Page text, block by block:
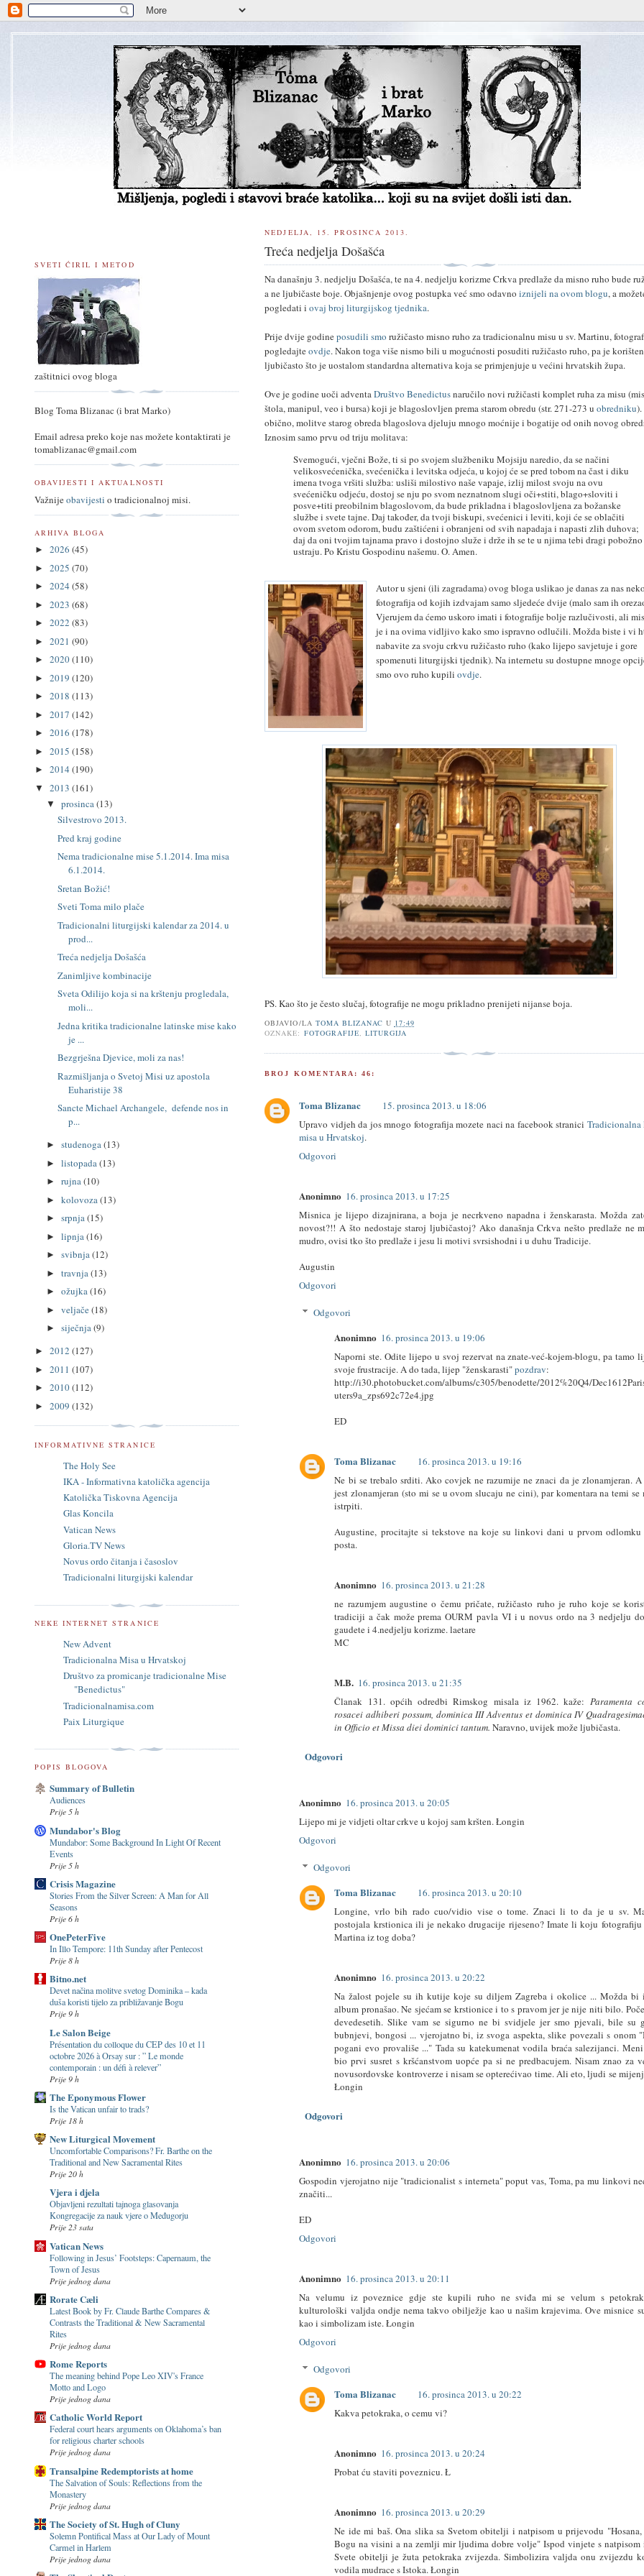
NEDJELJA, 15. PROSINCA 2013.
Treća nedjelja Došašća
Na današnju 3. nedjelju Došašća, te na 4. nedjelju korizme Crkva predlaže da misno ruho bude
a ne ljubičaste boje. Objašnjenje ovog postupka već smo odavnoiznijeli na ovom blogu, a
pogledati iovaj broj liturgijskog tjednika.
Prije dvije godineposudili smo ružičasto misno ruho za tradicionalnu misu u sv. Martinu,
pogledajteovdje. Nakon toga više nismo bili u mogućnosti posuditi ružičasto ruho, pa je
ljubičasto što je uostalom standardna alternativa koja se primjenjuje u većini hrvatskih župa.
Ove je godine uoči adventaDruštvo Benedictusnaručilo novi ružičasti komplet ruha za misu
štola, manipul, veo i bursa) koji je blagoslovljen prema starom obredu (str. 271-273 uobredniku
obično, molitve starog obreda blagoslova djeluju mnogo moćnije i bogatije od onih novog
Iznosim samo prvu od triju molitava:
Svemogući, vječni Bože, ti si po svojem službeniku Mojsiju naredio, da se načini
velikosvećenička, svećenička i levitska odjeća, u kojoj će se pred tobom na čast i diku
imena tvoga vršiti služba: usliši milostivo naše vapaje, izlij milost svoju na ovu
svećeničku odjeću, dostoj se nju po svom neznatnom slugi oči+stiti, blago+sloviti i
posve+titi preobilnim blagoslovom, da bude prikladna i blagoslovljena za božanske
službe i svete tajne. Daj također, da tvoji biskupi, svećenici i leviti, koji će se oblačiti
ovom svetom odorom, budu zaštićeni i obranjeni od svih napadaja i napasti zlih duhova;
daj da oni tvojim tajnama pravo i dostojno služe i drže ih se te u njima tebi dragi pobožno
ustraju. Po Kristu Gospodinu našemu. O. Amen.
Autor u sjeni (ili zagradama) ovog bloga uslikao je danas za nas
fotografija od kojih izdvajam samo sljedeće dvije (malo sam ih
Vjerujem da ćemo uskoro imati i fotografije bolje razlučivosti, ali
je i na ovima vidljivo kako smo ispravno odlučili. Možda biste i vi
nabavite za svoju crkvu ružičasto ruho (kako lijepo savjetuje i gore
spomenuti liturgijski tjednik). Na internetu su dostupne mnoge
smo ovo ruho kupiliovdje.
PS. Kao što je često slučaj, fotografije ne mogu prikladno prenijeti nijanse boja.
OBJAVIO/LA TOMA BLIZANAC U 17:49
OZNAKE: FOTOGRAFIJE LITURGIJA
BROJ KOMENTARA: 46:
Toma Blizanac
15. prosinca 2013. u 18:06
Upravo vidjeh da jos mnogo fotografija mozete naci na facebook stranici Tradicionalna
misa u Hrvatskoj.
Odgovori
Anonimno 16. prosinca 2013. u 17:25
Misnica je lijepo dizajnirana, a boja je necrkveno napadna i ženskarasta. Možda
novost?!! A što nedostaje staroj ljubičastoj? Ako današnja Crkva nešto predlaže ne
mudro, ovisi tko što predlaže i jesu li motivi svrsishodni i u duhu Tradicije.
Augustin
Odgovori
Odgovori
Anonimno 16. prosinca 2013. u 19:06
Naporni ste. Odite lijepo u svoj rezervat na znate-već-kojem-blogu, pa tamo
svoje frustracije. A do tada, lijep "ženskarasti"pozdrav:
http://i30.photobucket.com/albums/c305/benodette/2012%20Q4/
uters9a_zps692c72e4.jpg
ED
Toma Blizanac
16. prosinca 2013. u 19:16
Ne bi se trebalo srditi. Ako covjek ne razumije ne znaci da je zlonamjeran.
jest zlonamjeran (sto mi se u ovom slucaju ne cini), par komentara na temi se
istrpiti.
Augustine, procitajte si tekstove na koje su linkovi dani u prvom odlomku
posta.
Anonimno 16. prosinca 2013. u 21:28
ne razumjem augustine o čemu pričate, ružičasto ruho je ruho koje se
tradiciji a čak može prema OURM pavla VI i u novus ordo na 3 nedjelju
gaudete i 4.nedjelju korizme. laetare
MC
M.B. 16. prosinca 2013. u 21:35
Članak 131. općih odredbi Rimskog misala iz 1962. kaže: Paramenta
rosacei adhiberi possum, dominica III Adventus et dominica IV
in Officio et Missa diei dominici tantum. Naravno, uvijek može ljubičasta.
Odgovori
Anonimno 16. prosinca 2013. u 20:05
Lijepo mi je vidjeti oltar crkve u kojoj sam kršten. Łongin
Odgovori
Odgovori
Toma Blizanac
16. prosinca 2013. u 20:10
Longine, vrlo bih rado cuo/vidio vise o tome. Znaci li to da je u sv.
postojala krstionica ili je nekako drugacije rijeseno? Imate li koju fotografiju
Martina iz tog doba?
Anonimno 16. prosinca 2013. u 20:22
Na žalost pojele su ih kutije koje su diljem Zagreba i okolice ... Možda
album pronašao. Ne sjećam se krstionice i to s pravom jer je nije niti bilo.
devedesetih. Slike vam se sigurno ne bi svidjele jer smo pjevali, bile su
bubnjevi, bongosi ... vjerojatno bi, iz svoga aspekta, slike povezali s onom
pogani evo provališe ..." Tada su katekumenat vodila braća salezijanci.
bio prvi susret s kršćanstvom uopće pa si ne predbacujem. Nisam znao za
novusordovske kontroverze i nisam se opterećivao time. Ali eto, ljudi se
Łongin
Odgovori
Anonimno 16. prosinca 2013. u 20:06
Gospodin vjerojatno nije "tradicionalist s interneta" poput vas, Toma, pa mu linkovi
značiti...
ED
Odgovori
Anonimno 16. prosinca 2013. u 20:11
Na velumu iz poveznice gdje ste kupili ruho ne sviđa mi se velum s
kulturološki valjda ondje nema takvo obilježje kao u našim krajevima. Ove misnice
kao i simbolizam iste. Łongin
Odgovori
Odgovori
Toma Blizanac
16. prosinca 2013. u 20:22
Kakva petokraka, o cemu vi?
Anonimno 16. prosinca 2013. u 20:24
Probat ću staviti poveznicu. Ł
Anonimno 16. prosinca 2013. u 20:29
Ne ide mi baš. Ona slika sa Svetom obitelji i natpisom u prijevodu "Hosana,
Bogu na visini a na zemlji mir ljudima dobre volje" Ispod vinjete s natpisom
Svete obitelji je žuta petokraka zvijezda. Simbolizira valjda onu zvijezdu
vodila mudrace s Istoka. Łongin
SVETI ĆIRIL I METOD
zaštitnici ovog bloga
Blog Toma Blizanac (i brat Marko)
Email adresa preko koje nas možete kontaktirati je
tomablizanac@gmail.com
OBAVIJESTI I AKTUALNOSTI
Važnijeobavijesti o tradicionalnoj misi.
ARHIVA BLOGA
► 2026 (45)
► 2025 (70)
► 2024 (58)
► 2023 (68)
► 2022 (83)
► 2021 (90)
► 2020(110)
► 2019 (120)
► 2018 (113)
► 2017 (142)
► 2016 (178)
► 2015 (158)
► 2014 (190)
▼ 2013 (161)
▼ prosinca(13)
Silvestrovo 2013.
Pred kraj godine
Nema tradicionalne mise 5.1.2014. Ima misa
6.1.2014.
Sretan Božić!
Sveti Toma milo plače
Tradicionalni liturgijski kalendar za 2014. u
prod...
Treća nedjelja Došašća
Zanimljive kombinacije
Sveta Odilijo koja si na krštenju progledala,
moli...
Jedna kritika tradicionalne latinske mise kako
je ...
Bezgrješna Djevice, moli za nas!
Razmišljanja o Svetoj Misi uz apostola
Euharistije 38
Sancte Michael Archangele, defende nos in
p...
► studenoga(13)
► listopada(13)
► rujna(10)
► kolovoza(13)
► srpnja(15)
► lipnja(16)
► svibnja(12)
► travnja(13)
► ožujka(16)
► veljače(18)
► siječnja(9)
► 2012 (127)
► 2011 (107)
► 2010(112)
► 2009 (132)
INFORMATIVNE STRANICE
The Holy See
IKA - Informativna katolička agencija
Katolička Tiskovna Agencija
Glas Koncila
Vatican News
Gloria.TV News
Novus ordo čitanja i časoslov
Tradicionalni liturgijski kalendar
NEKE INTERNET STRANICE
New Advent
Tradicionalna Misa u Hrvatskoj
Društvo za promicanje tradicionalne Mise
"Benedictus"
Tradicionalnamisa.com
Paix Liturgique
POPIS BLOGOVA
Summary of Bulletin
Audiences
Prije 5 h
Mundabor's Blog
Mundabor: Some Background In Light Of Recent
Events
Prije 5 h
Crisis Magazine
Stories From the Silver Screen: A Man for All
Seasons
Prije 6 h
OnePeterFive
In Illo Tempore: 11th Sunday after Pentecost
Prije 8 h
Bitno.net
Devet načina molitve svetog Dominika – kada
duša koristi tijelo za približavanje Bogu
Prije 9 h
Le Salon Beige
Présentation du colloque du CEP des 10 et 11
octobre 2026 à Orsay sur : ” Le monde
contemporain : un défi à relever”
Prije 9 h
The Eponymous Flower
Is the Vatican unfair to trads?
Prije 18 h
New Liturgical Movement
Uncomfortable Comparisons? Fr. Barthe on the
Traditional and New Sacramental Rites
Prije 20 h
Vjera i djela
Objavljeni rezultati tajnoga glasovanja
Kongregacije za nauk vjere o Međugorju
Prije 23 sata
Vatican News
Following in Jesus’ Footsteps: Capernaum, the
Town of Jesus
Prije jednog dana
Rorate Cæli
Latest Book by Fr. Claude Barthe Compares &
Contrasts the Traditional & New Sacramental
Rites
Prije jednog dana
Rome Reports
The meaning behind Pope Leo XIV's France
Motto and Logo
Prije jednog dana
Catholic World Report
Federal court hears arguments on Oklahoma’s ban
for religious charter schools
Prije jednog dana
Transalpine Redemptorists at home
The Salvation of Souls: Reflections from the
Monastery
Prije jednog dana
The Society of St. Hugh of Cluny
Solemn Pontifical Mass at Our Lady of Mount
Carmel in Harlem
Prije jednog dana